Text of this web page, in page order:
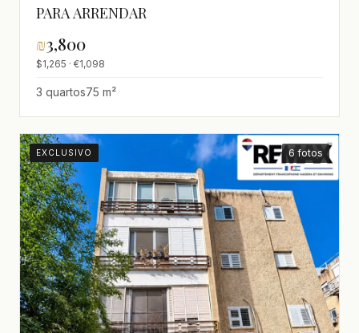
PARA ARRENDAR
₪3,800
$1,265 · €1,098
3 quartos75 m²
EXCLUSIVO 6 fotos